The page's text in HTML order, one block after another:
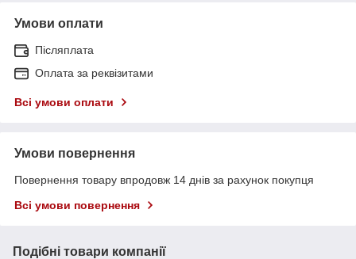
Умови оплати
Післяплата
Оплата за реквізитами
Всі умови оплати
Умови повернення
Повернення товару впродовж 14 днів за рахунок покупця
Всі умови повернення
Подібні товари компанії